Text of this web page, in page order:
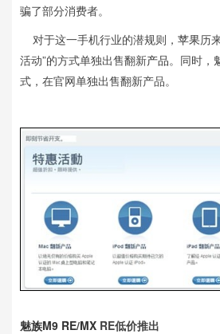
骗了部分消费者。
对于这一手机行业的潜规则， 苹果历
活动”的方式单独出售翻新产品。同时，
式，在官网单独出售翻新产品。
魅族M9 RE/MX RE低价推出